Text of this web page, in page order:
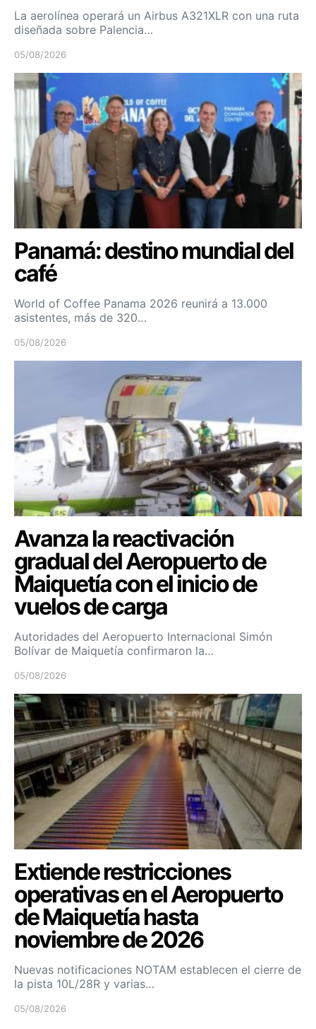
La aerolínea operará un Airbus A321XLR con una ruta
diseñada sobre Palencia…
05/08/2026
Panamá: destino mundial del
café
World of Coffee Panama 2026 reunirá a 13.000
asistentes, más de 320…
05/08/2026
Avanza la reactivación
gradual del Aeropuerto de
Maiquetía con el inicio de
vuelos de carga
Autoridades del Aeropuerto Internacional Simón
Bolívar de Maiquetía confirmaron la…
05/08/2026
Extiende restricciones
operativas en el Aeropuerto
de Maiquetía hasta
noviembre de 2026
Nuevas notificaciones NOTAM establecen el cierre de
la pista 10L/28R y varias…
05/08/2026